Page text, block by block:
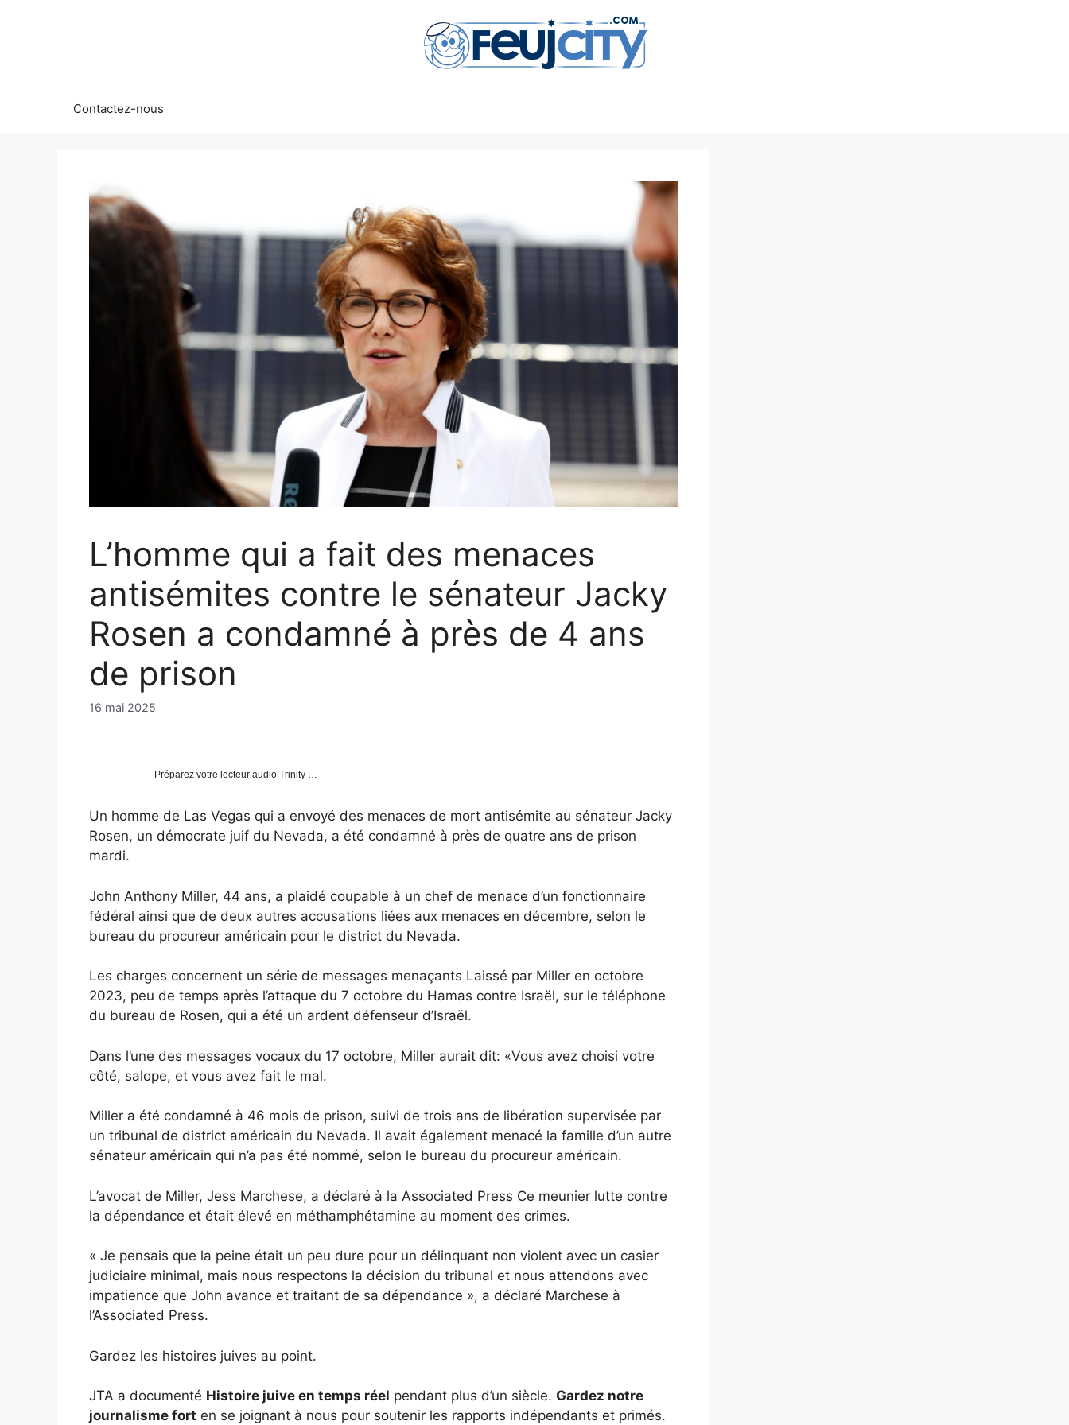
Contactez-nous
L’homme qui a fait des menaces
antisémites contre le sénateur Jacky
Rosen a condamné à près de 4 ans
de prison
16 mai 2025
Préparez votre lecteur audio Trinity …
Un homme de Las Vegas qui a envoyé des menaces de mort antisémite au sénateur Jacky
Rosen, un démocrate juif du Nevada, a été condamné à près de quatre ans de prison
mardi.
John Anthony Miller, 44 ans, a plaidé coupable à un chef de menace d’un fonctionnaire
fédéral ainsi que de deux autres accusations liées aux menaces en décembre, selon le
bureau du procureur américain pour le district du Nevada.
Les charges concernent un série de messages menaçants Laissé par Miller en octobre
2023, peu de temps après l’attaque du 7 octobre du Hamas contre Israël, sur le téléphone
du bureau de Rosen, qui a été un ardent défenseur d’Israël.
Dans l’une des messages vocaux du 17 octobre, Miller aurait dit: «Vous avez choisi votre
côté, salope, et vous avez fait le mal.
Miller a été condamné à 46 mois de prison, suivi de trois ans de libération supervisée par
un tribunal de district américain du Nevada. Il avait également menacé la famille d’un autre
sénateur américain qui n’a pas été nommé, selon le bureau du procureur américain.
L’avocat de Miller, Jess Marchese, a déclaré à la Associated Press Ce meunier lutte contre
la dépendance et était élevé en méthamphétamine au moment des crimes.
« Je pensais que la peine était un peu dure pour un délinquant non violent avec un casier
judiciaire minimal, mais nous respectons la décision du tribunal et nous attendons avec
impatience que John avance et traitant de sa dépendance », a déclaré Marchese à
l’Associated Press.
Gardez les histoires juives au point.
JTA a documenté Histoire juive en temps réel pendant plus d’un siècle. Gardez notre
journalisme fort en se joignant à nous pour soutenir les rapports indépendants et primés.